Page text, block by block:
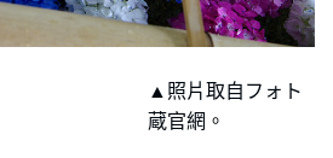
▲照片取自フォト
蔵官網。